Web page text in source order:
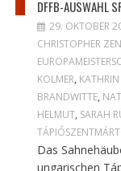
DFFB-AUSWAHL
29. OKTOBER
CHRISTOPHER
KOLMER,
BRANDWITTE,
HELMUT, SARAH
Das
ungarischen